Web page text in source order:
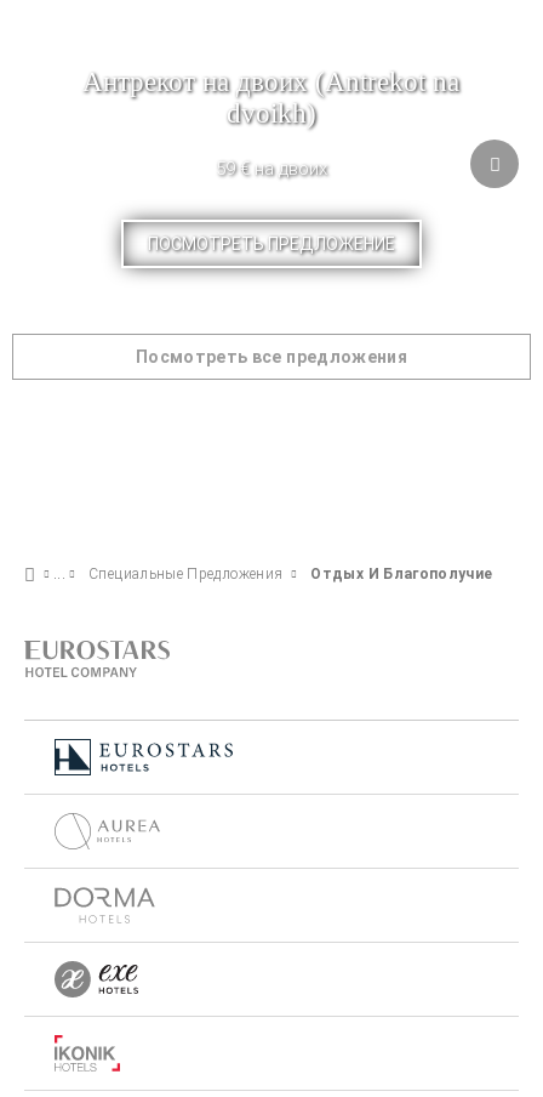
Антрекот на двоих (Antrekot na
dvoikh)
59 € на двоих
ПОСМОТРЕТЬ ПРЕДЛОЖЕНИЕ
Посмотреть все предложения
Специальные Предложения Отдых И Благополучие